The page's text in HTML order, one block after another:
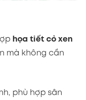
họa tiết cỏ xen
mà không cần
phù hợp sân